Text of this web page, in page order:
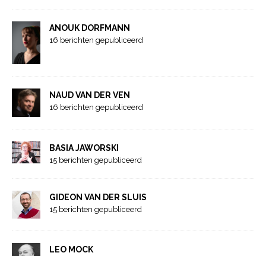
ANOUK DORFMANN
16 berichten gepubliceerd
NAUD VAN DER VEN
16 berichten gepubliceerd
BASIA JAWORSKI
15 berichten gepubliceerd
GIDEON VAN DER SLUIS
15 berichten gepubliceerd
LEO MOCK